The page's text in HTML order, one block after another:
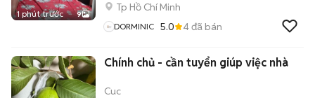
1 phút trước 9
Tp Hồ Chí Minh
DORMINIC 5.0 4đã bán
Chính chủ - cần tuyển giúp việc nhà
Cuc